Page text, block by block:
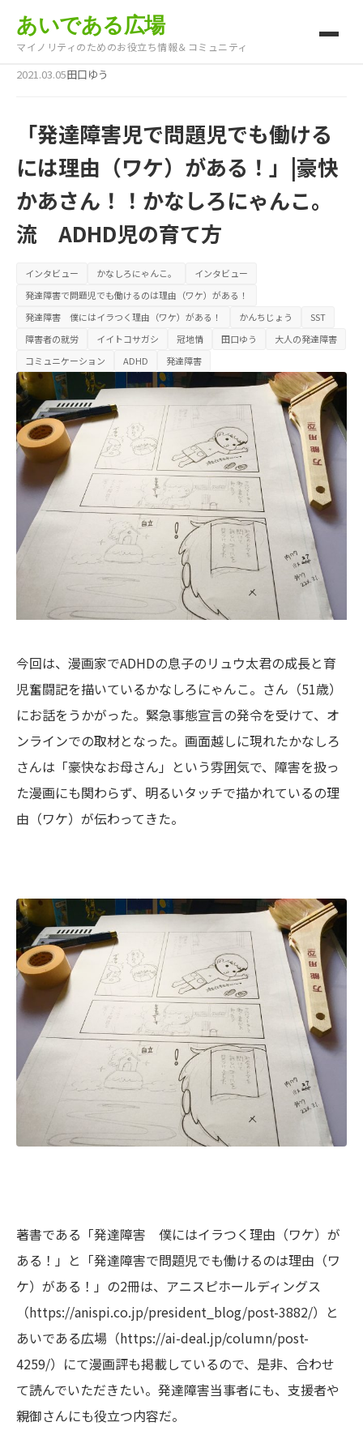
あいである広場
マイノリティのためのお役立ち情報＆コミュニティ
2021.03.05田口ゆう
「発達障害児で問題児でも働ける
には理由（ワケ）がある！」|豪快
かあさん！！かなしろにゃんこ。
流 ADHD児の育て方
インタビュー かなしろにゃんこ。
インタビュー
発達障害で問題児でも働けるのは理由（ワケ）がある！
発達障害 僕にはイラつく理由（ワケ）がある！
かんちじょう
SST
障害者の就労
イイトコサガシ 冠地情 田口ゆう
大人の発達障害
コミュニケーション
ADHD 発達障害
今回は、漫画家でADHDの息子のリュウ太君の成長と育
児奮闘記を描いているかなしろにゃんこ。さん（51歳）
にお話をうかがった。緊急事態宣言の発令を受けて、オ
ンラインでの取材となった。画面越しに現れたかなしろ
さんは「豪快なお母さん」という雰囲気で、障害を扱っ
た漫画にも関わらず、明るいタッチで描かれているの理
由（ワケ）が伝わってきた。
著書である「発達障害 僕にはイラつく理由（ワケ）が
ある！ 」と「発達障害で問題児でも働けるのは理由（ワ
ケ）がある！ 」の2冊は、アニスピホールディングス
（https://anispi.co.jp/president_blog/post-3882/）と
あいである広場（https://ai-deal.jp/column/post-
4259/）にて漫画評も掲載しているので、是非、合わせ
て読んでいただきたい。発達障害当事者にも、支援者や
親御さんにも役立つ内容だ。